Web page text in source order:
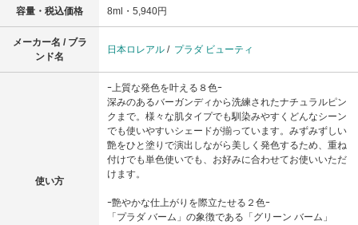
容量・税込価格 8ml・5,940円
メーカー名 / ブラ
ンド名
日本ロレアル / プラダ ビューティ
使い方
ｰ上質な発色を叶える８色ｰ
深みのあるバーガンディから洗練されたナチュラルピン
クまで。様々な肌タイプでも馴染みやすくどんなシーン
でも使いやすいシェードが揃っています。みずみずしい
艶をひと塗りで演出しながら美しく発色するため、重ね
付けでも単色使いでも、お好みに合わせてお使いいただ
けます。
ｰ艶やかな仕上がりを際立たせる２色ｰ
「プラダ バーム」の象徴である「グリーン バーム」